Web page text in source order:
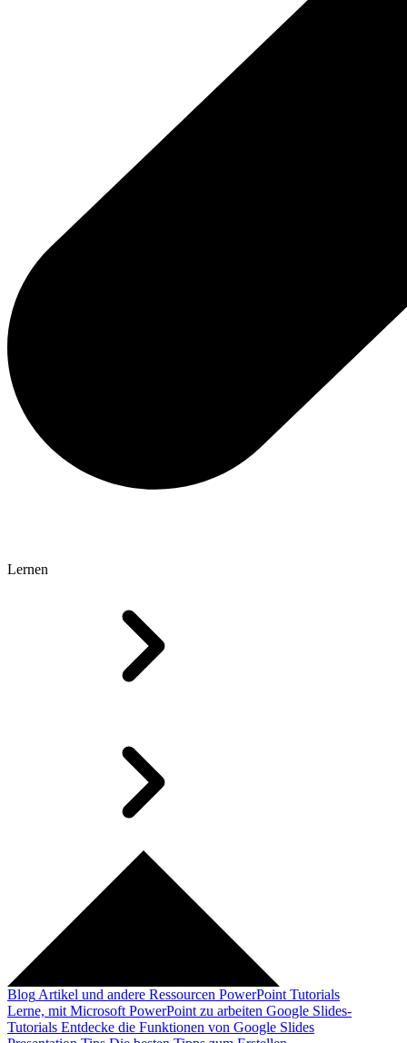
Lernen
Blog Artikel und andere Ressourcen PowerPoint Tutorials
Lerne, mit Microsoft PowerPoint zu arbeiten Google Slides-
Tutorials Entdecke die Funktionen von Google Slides